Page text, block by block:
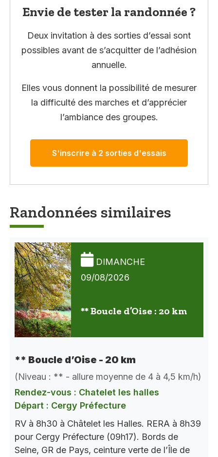
Envie de tester la randonnée ?
Deux invitation à des sorties d’essai sont
possibles avant de s’acquitter de l’adhésion
annuelle.
Elles vous donnent la possibilité de mesurer
la difficulté des marches et d’apprécier
l’ambiance des groupes.
S'inscrire à 2 sorties d'essais
Randonnées similaires
DIMANCHE
09/08/2026
** Boucle d’Oise : 20 km
** Boucle d’Oise - 20 km
(Niveau : ** - allure moyenne de 4 à 4,5 km/h)
Rendez-vous : Chatelet les halles
Départ : Cergy Préfecture
RV à 8h30 à Châtelet les Halles. RERA à 8h39
pour Cergy Préfecture (09h17). Bords de
Seine, GR de Pays, ceinture verte de l’Île de